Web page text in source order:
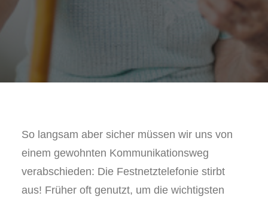
So langsam aber sicher müssen wir uns von
einem gewohnten Kommunikationsweg
verabschieden: Die Festnetztelefonie stirbt
aus! Früher oft genutzt, um die wichtigsten